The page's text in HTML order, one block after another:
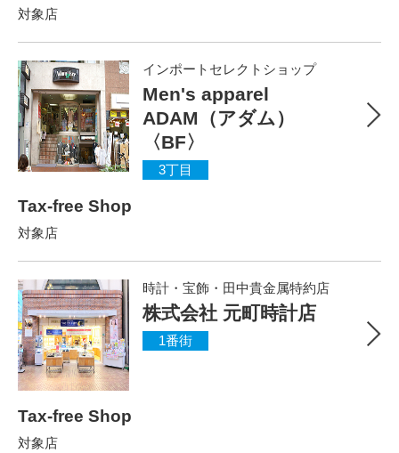
対象店
インポートセレクトショップ
Men's apparel
ADAM（アダム）
〈BF〉
3丁目
Tax-free Shop
対象店
時計・宝飾・田中貴金属特約店
株式会社 元町時計店
1番街
Tax-free Shop
対象店